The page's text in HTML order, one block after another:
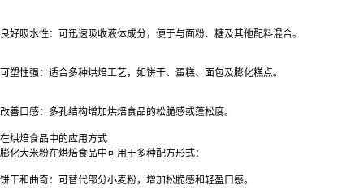
良好吸水性：可迅速吸收液体成分，便于与面粉、糖及其他配料混合。
可塑性强：适合多种烘焙工艺，如饼干、蛋糕、面包及膨化糕点。
改善口感：多孔结构增加烘焙食品的松脆感或蓬松度。
在烘焙食品中的应用方式
膨化大米粉在烘焙食品中可用于多种配方形式：
饼干和曲奇：可替代部分小麦粉，增加松脆感和轻盈口感。